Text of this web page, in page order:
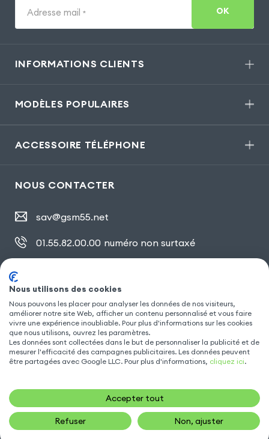
Adresse mail * OK
INFORMATIONS CLIENTS
MODÈLES POPULAIRES
ACCESSOIRE TÉLÉPHONE
NOUS CONTACTER
sav@gsm55.net
01.55.82.00.00 numéro non surtaxé
SUIVEZ NOUS
Nous utilisons des cookies
Nous pouvons les placer pour analyser les données de nos visiteurs,
améliorer notre site Web, afficher un contenu personnalisé et vous faire
vivre une expérience inoubliable. Pour plus d'informations sur les cookies
que nous utilisons, ouvrez les paramètres.
Les données sont collectées dans le but de personnaliser la publicité et de
mesurer l'efficacité des campagnes publicitaires. Les données peuvent
être partagées avec Google LLC. Pour plus d'informations, cliquez ici.
Accepter tout
Refuser Non, ajuster